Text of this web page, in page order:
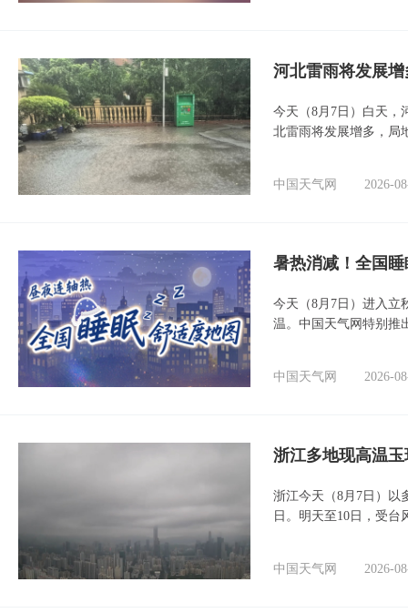
河北雷雨将发展
今天（8月7日）白天，
北雷雨将发展增多，局
中国天气网 2026-
暑热消减！全国
今天（8月7日）进入立
温。中国天气网特别推
中国天气网 2026-
浙江多地现高温
浙江今天（8月7日）以
日。明天至10日，受台
中国天气网 2026-